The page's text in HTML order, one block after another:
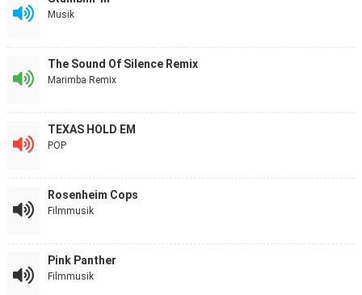
Musik
The Sound Of Silence Remix
Marimba Remix
TEXAS HOLD EM
POP
Rosenheim Cops
Filmmusik
Pink Panther
Filmmusik